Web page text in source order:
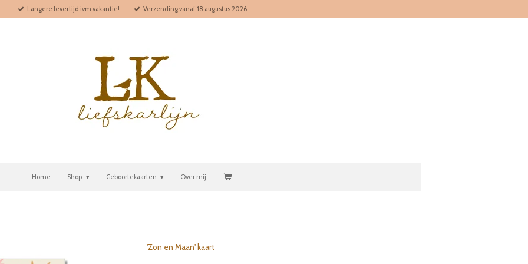
Langere levertijd ivm vakantie! Verzending vanaf 18 augustus 2026.
Home Shop Geboortekaarten Over mij
'Zon en Maan' kaart